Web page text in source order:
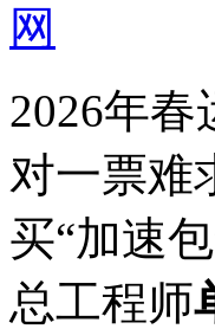
网
2026年
对一票难
买“加速
总工程师